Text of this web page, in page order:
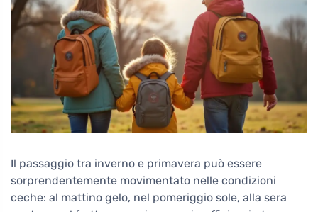
Il passaggio tra inverno e primavera può essere
sorprendentemente movimentato nelle condizioni
ceche: al mattino gelo, nel pomeriggio sole, alla sera